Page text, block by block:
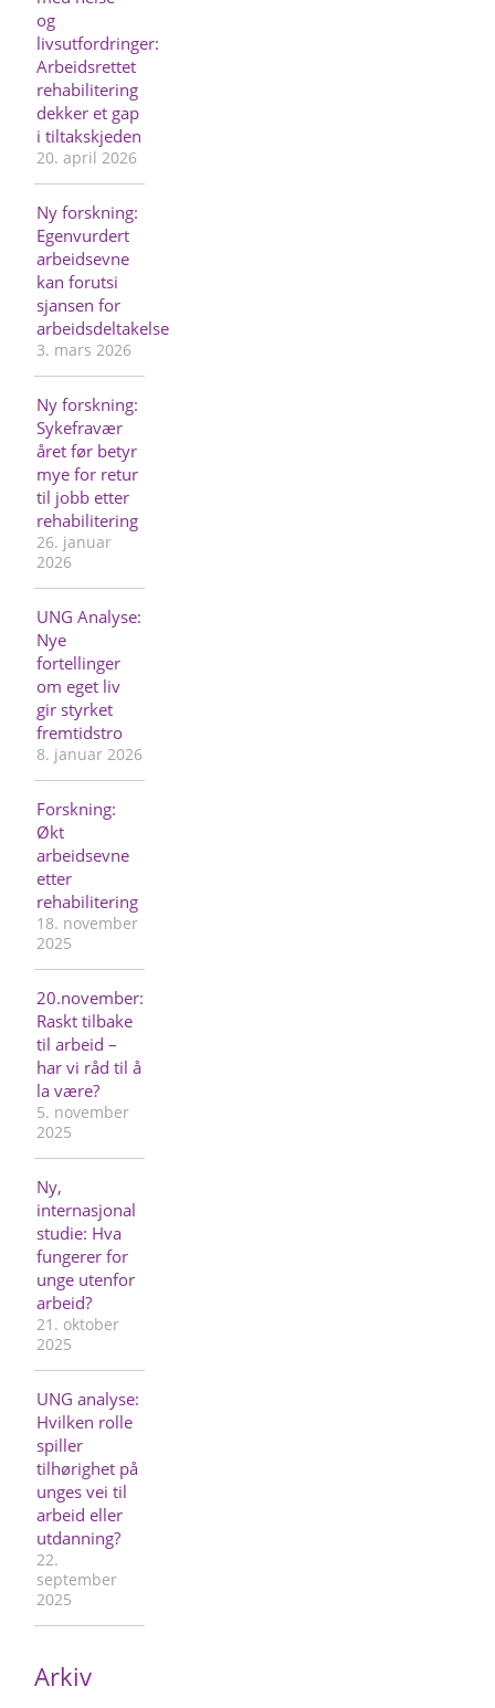
og
livsutfordringer:
Arbeidsrettet
rehabilitering
dekker et gap
i tiltakskjeden
20. april 2026
Ny forskning:
Egenvurdert
arbeidsevne
kan forutsi
sjansen for
arbeidsdeltakelse
3. mars 2026
Ny forskning:
Sykefravær
året før betyr
mye for retur
til jobb etter
rehabilitering
26. januar
2026
UNG Analyse:
Nye
fortellinger
om eget liv
gir styrket
fremtidstro
8. januar 2026
Forskning:
Økt
arbeidsevne
etter
rehabilitering
18. november
2025
20.november:
Raskt tilbake
til arbeid –
har vi råd til å
la være?
5. november
2025
Ny,
internasjonal
studie: Hva
fungerer for
unge utenfor
arbeid?
21. oktober
2025
UNG analyse:
Hvilken rolle
spiller
tilhørighet på
unges vei til
arbeid eller
utdanning?
22.
september
2025
Arkiv